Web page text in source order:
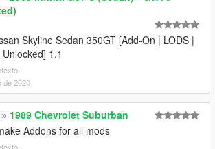
Skyline Sedan 350GT [Add-On | LODS |
1.1
de 2020
» 1989 Chevrolet Suburban
Addons for all mods